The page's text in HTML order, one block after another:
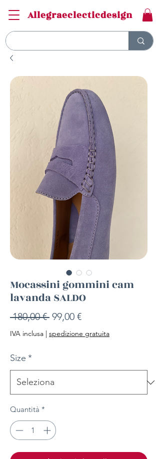
Allegraeclecticdesign
Mocassini gommini cam
lavanda SALDO
180,00 € Prezzo
regolare
99,00 €Prezzo
scontato
IVA inclusa | spedizione gratuita
Size *
Quantità *